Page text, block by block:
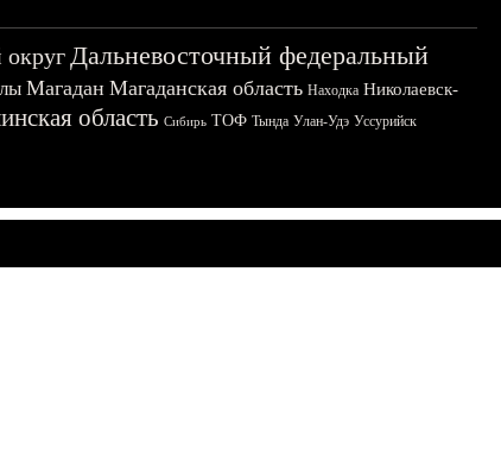
Дальневосточный федеральный
Магадан Магаданская область Находка Николаевск-
область Сибирь ТОФ Тында Улан-Удэ Уссурийск